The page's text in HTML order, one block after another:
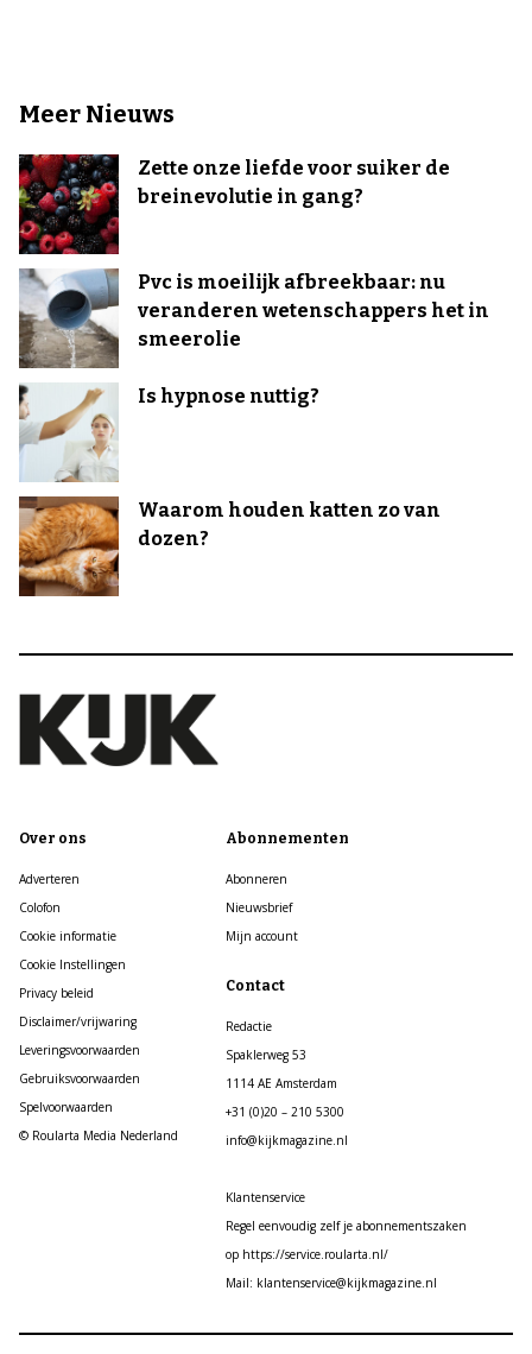
Meer Nieuws
Zette onze liefde voor suiker de
breinevolutie in gang?
Pvc is moeilijk afbreekbaar: nu
veranderen wetenschappers het in
smeerolie
Is hypnose nuttig?
Waarom houden katten zo van
dozen?
Over ons
Adverteren
Colofon
Cookie informatie
Cookie Instellingen
Privacy beleid
Disclaimer/vrijwaring
Leveringsvoorwaarden
Gebruiksvoorwaarden
Spelvoorwaarden
© Roularta Media Nederland
Abonnementen
Abonneren
Nieuwsbrief
Mijn account
Contact
Redactie
Spaklerweg 53
1114 AE Amsterdam
+31 (0)20 – 210 5300
info@kijkmagazine.nl
Klantenservice
Regel eenvoudig zelf je abonnementszaken
op https://service.roularta.nl/
Mail: klantenservice@kijkmagazine.nl